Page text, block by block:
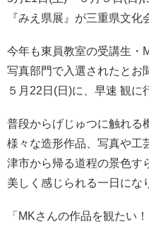
『みえ県展』が三重県文化
今年も東員教室の受講生・
写真部門で入選されたとお
５月22日(日)に、早速 観に
普段からげじゅつに触れる
様々な造形作品、写真や工
津市から帰る道程の景色す
美しく感じられる一日にな
「MKさんの作品を観たい